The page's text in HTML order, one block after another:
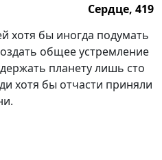
Сердце, 419
хотя бы иногда подумать
общее устремление
планету лишь сто
хотя бы отчасти приняли